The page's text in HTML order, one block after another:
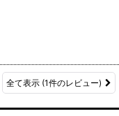
全て表示 (1件のレビュー)